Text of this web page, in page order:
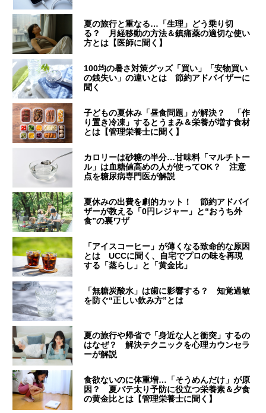
夏の旅行と重なる…「生理」どう乗り切
る？ 月経移動の方法＆鎮痛薬の適切な使い
方とは【医師に聞く】
100均の暑さ対策グッズ「買い」「安物買い
の銭失い」の違いとは 節約アドバイザーに
聞く
子どもの夏休み「昼食問題」が解決？ 「作
り置き冷凍」するとうまみ＆栄養が増す食材
とは【管理栄養士に聞く】
カロリーは砂糖の半分…甘味料「マルチトー
ル」は血糖値高めの人が使ってOK？ 注意
点を糖尿病専門医が解説
夏休みの出費を劇的カット！ 節約アドバイ
ザーが教える「0円レジャー」と“おうち外
食”の裏ワザ
「アイスコーヒー」が薄くなる致命的な原因
とは UCCに聞く、自宅でプロの味を再現
する「蒸らし」と「黄金比」
「無糖炭酸水」は歯に影響する？ 知覚過敏
を防ぐ“正しい飲み方”とは
夏の旅行や帰省で「身近な人と衝突」するの
はなぜ？ 解決テクニックを心理カウンセラ
ーが解説
食欲ないのに体重増…「そうめんだけ」が原
因？ 夏バテ太り予防に役立つ栄養素＆夕食
の黄金比とは【管理栄養士に聞く】